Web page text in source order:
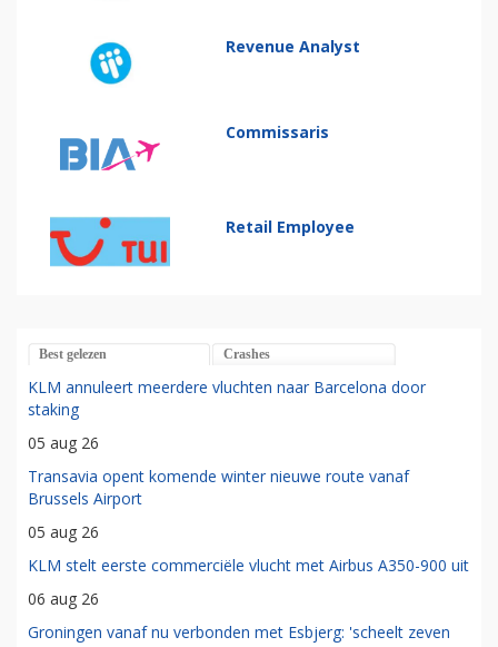
Revenue Analyst
Commissaris
Retail Employee
Best gelezen Crashes
KLM annuleert meerdere vluchten naar Barcelona door
staking
05 aug 26
Transavia opent komende winter nieuwe route vanaf
Brussels Airport
05 aug 26
KLM stelt eerste commerciële vlucht met Airbus A350-900 uit
06 aug 26
Groningen vanaf nu verbonden met Esbjerg: 'scheelt zeven